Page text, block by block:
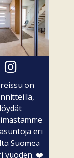
reissu on
löydät
eri
Suomea
vuoden. ❤️